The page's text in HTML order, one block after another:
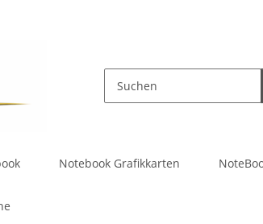
Notebook Grafikkarten